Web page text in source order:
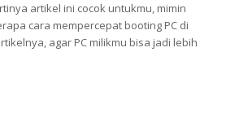
artikel ini cocok untukmu, mimin
cara mempercepat booting PC di
agar PC milikmu bisa jadi lebih